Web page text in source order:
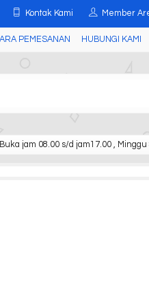
Kontak Kami Member
PEMESANAN HUBUNGI KAMI
Buka jam 08.00 s/d jam17.00 ,